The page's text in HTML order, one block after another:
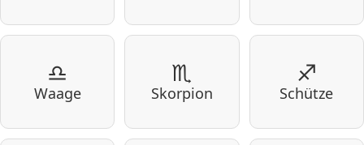
♎
Waage
♏
Skorpion
♐
Schütze